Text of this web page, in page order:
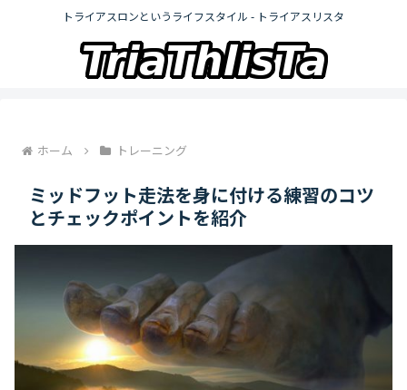
トライアスロンというライフスタイル - トライアスリスタ
ホーム トレーニング
ミッドフット走法を身に付ける練習のコツ
とチェックポイントを紹介